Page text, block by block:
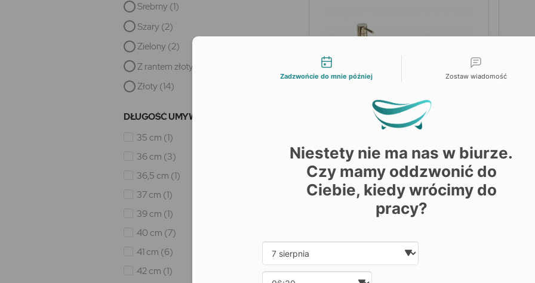
Srebrny (1)
Szary (2)
Zielony (2)
Z rantem złotym/czarnym
Złoty (14)
DŁUGOŚĆ UMYWALKI
35 cm (1)
36 cm (3)
36,5 cm (1)
37 cm (1)
39 cm (1)
40 cm (7)
41 cm (6)
42 cm (1)
Cena
269,00 zł
Umywalka Ceramiczna
Nablatowa Rea Demi Aiax
Możliwości kontaktu
Zadzwońcie do mnie później Zostaw wiadomość
Niestety nie ma nas w biurze.
Czy mamy oddzwonić do
Ciebie, kiedy wrócimy do
pracy?
Date and time slection for
Wybierz datę